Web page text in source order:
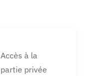
Accès à la
partie privée